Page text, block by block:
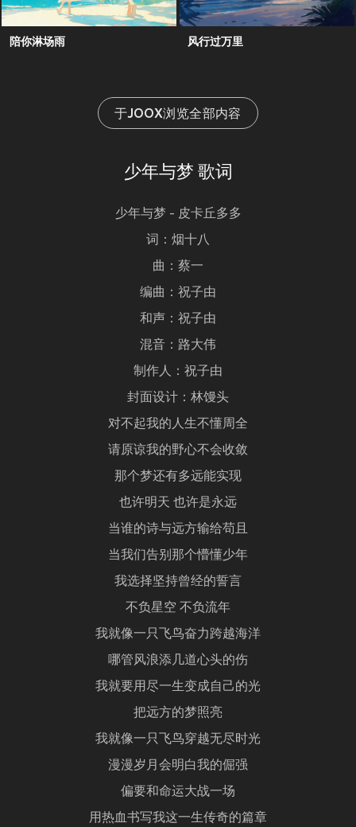
陪你淋场雨 风行过万里
于JOOX浏览全部内容
少年与梦 歌词
少年与梦 - 皮卡丘多多
词：烟十八
曲：蔡一
编曲：祝子由
和声：祝子由
混音：路大伟
制作人：祝子由
封面设计：林馒头
对不起我的人生不懂周全
请原谅我的野心不会收敛
那个梦还有多远能实现
也许明天 也许是永远
当谁的诗与远方输给苟且
当我们告别那个懵懂少年
我选择坚持曾经的誓言
不负星空 不负流年
我就像一只飞鸟奋力跨越海洋
哪管风浪添几道心头的伤
我就要用尽一生变成自己的光
把远方的梦照亮
我就像一只飞鸟穿越无尽时光
漫漫岁月会明白我的倔强
偏要和命运大战一场
用热血书写我这一生传奇的篇章